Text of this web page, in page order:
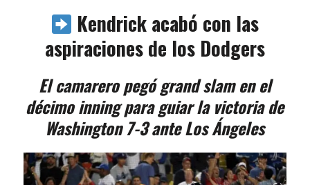
Kendrick acabó con las
aspiraciones de los Dodgers
El camarero pegó grand slam en el
décimo inning para guiar la victoria de
Washington 7-3 ante Los Ángeles